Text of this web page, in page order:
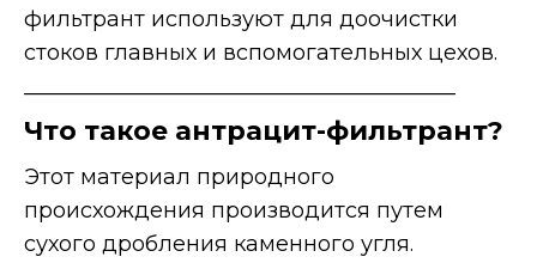
фильтрант используют для доочистки
стоков главных и вспомогательных цехов.
Что такое антрацит-фильтрант?
Этот материал природного
происхождения производится путем
сухого дробления каменного угля.